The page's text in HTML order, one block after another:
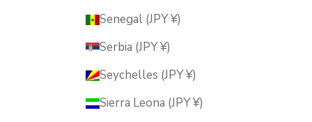
Senegal (JPY ¥)
Serbia (JPY ¥)
Seychelles (JPY ¥)
Sierra Leona (JPY ¥)